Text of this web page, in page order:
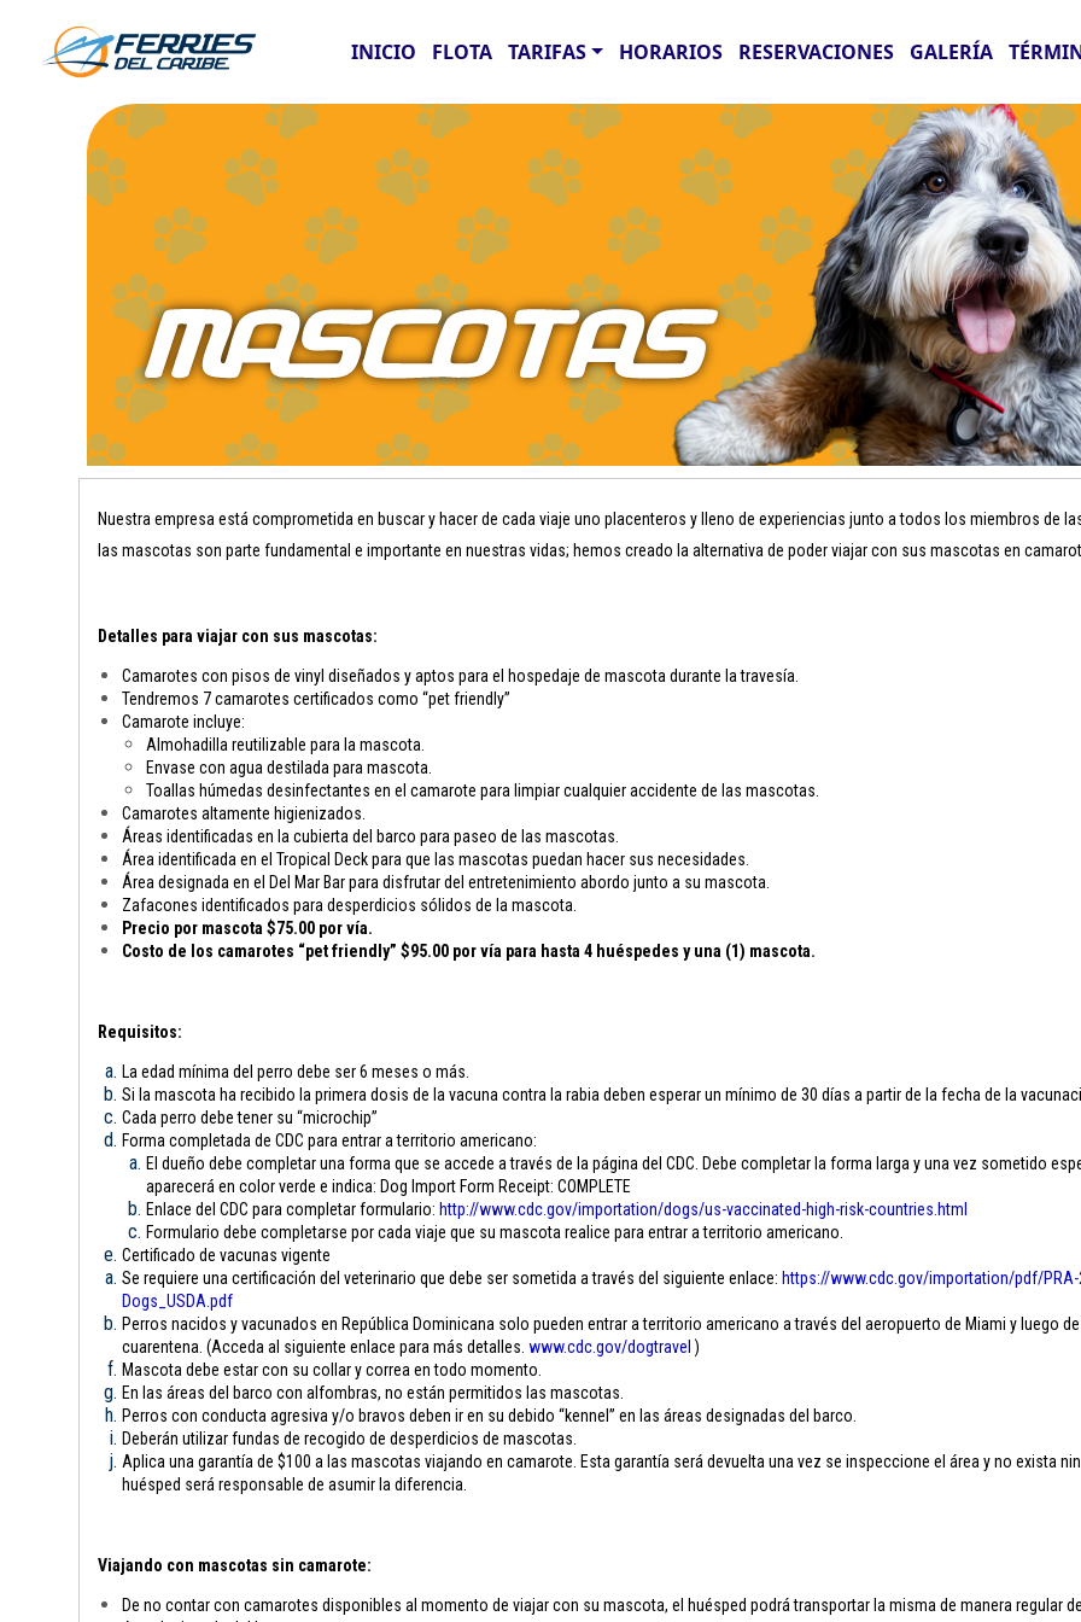
INICIO FLOTA TARIFAS HORARIOS RESERVACIONES GALERÍA
Nuestra empresa está comprometida en buscar y hacer de cada viaje uno placenteros y lleno de experiencias junto a todos los miembros de
las mascotas son parte fundamental e importante en nuestras vidas; hemos creado la alternativa de poder viajar con sus mascotas en
Detalles para viajar con sus mascotas:
Camarotes con pisos de vinyl diseñados y aptos para el hospedaje de mascota durante la travesía.
Tendremos 7 camarotes certificados como “pet friendly”
Camarote incluye:
Almohadilla reutilizable para la mascota.
Envase con agua destilada para mascota.
Toallas húmedas desinfectantes en el camarote para limpiar cualquier accidente de las mascotas.
Camarotes altamente higienizados.
Áreas identificadas en la cubierta del barco para paseo de las mascotas.
Área identificada en el Tropical Deck para que las mascotas puedan hacer sus necesidades.
Área designada en el Del Mar Bar para disfrutar del entretenimiento abordo junto a su mascota.
Zafacones identificados para desperdicios sólidos de la mascota.
Precio por mascota $75.00 por vía.
Costo de los camarotes “pet friendly” $95.00 por vía para hasta 4 huéspedes y una (1) mascota.
Requisitos:
La edad mínima del perro debe ser 6 meses o más.
Si la mascota ha recibido la primera dosis de la vacuna contra la rabia deben esperar un mínimo de 30 días a partir de la fecha de la
Cada perro debe tener su “microchip”
Forma completada de CDC para entrar a territorio americano:
El dueño debe completar una forma que se accede a través de la página del CDC. Debe completar la forma larga y una vez sometido
aparecerá en color verde e indica: Dog Import Form Receipt: COMPLETE
Enlace del CDC para completar formulario: http://www.cdc.gov/importation/dogs/us-vaccinated-high-risk-countries.html
Formulario debe completarse por cada viaje que su mascota realice para entrar a territorio americano.
Certificado de vacunas vigente
Se requiere una certificación del veterinario que debe ser sometida a través del siguiente enlace: https://www.cdc.gov/importation/pdf/PRA-
Dogs_USDA.pdf
Perros nacidos y vacunados en República Dominicana solo pueden entrar a territorio americano a través del aeropuerto de Miami y luego
cuarentena. (Acceda al siguiente enlace para más detalles. www.cdc.gov/dogtravel )
Mascota debe estar con su collar y correa en todo momento.
En las áreas del barco con alfombras, no están permitidos las mascotas.
Perros con conducta agresiva y/o bravos deben ir en su debido “kennel” en las áreas designadas del barco.
Deberán utilizar fundas de recogido de desperdicios de mascotas.
Aplica una garantía de $100 a las mascotas viajando en camarote. Esta garantía será devuelta una vez se inspeccione el área y no exista
huésped será responsable de asumir la diferencia.
Viajando con mascotas sin camarote:
De no contar con camarotes disponibles al momento de viajar con su mascota, el huésped podrá transportar la misma de manera regular